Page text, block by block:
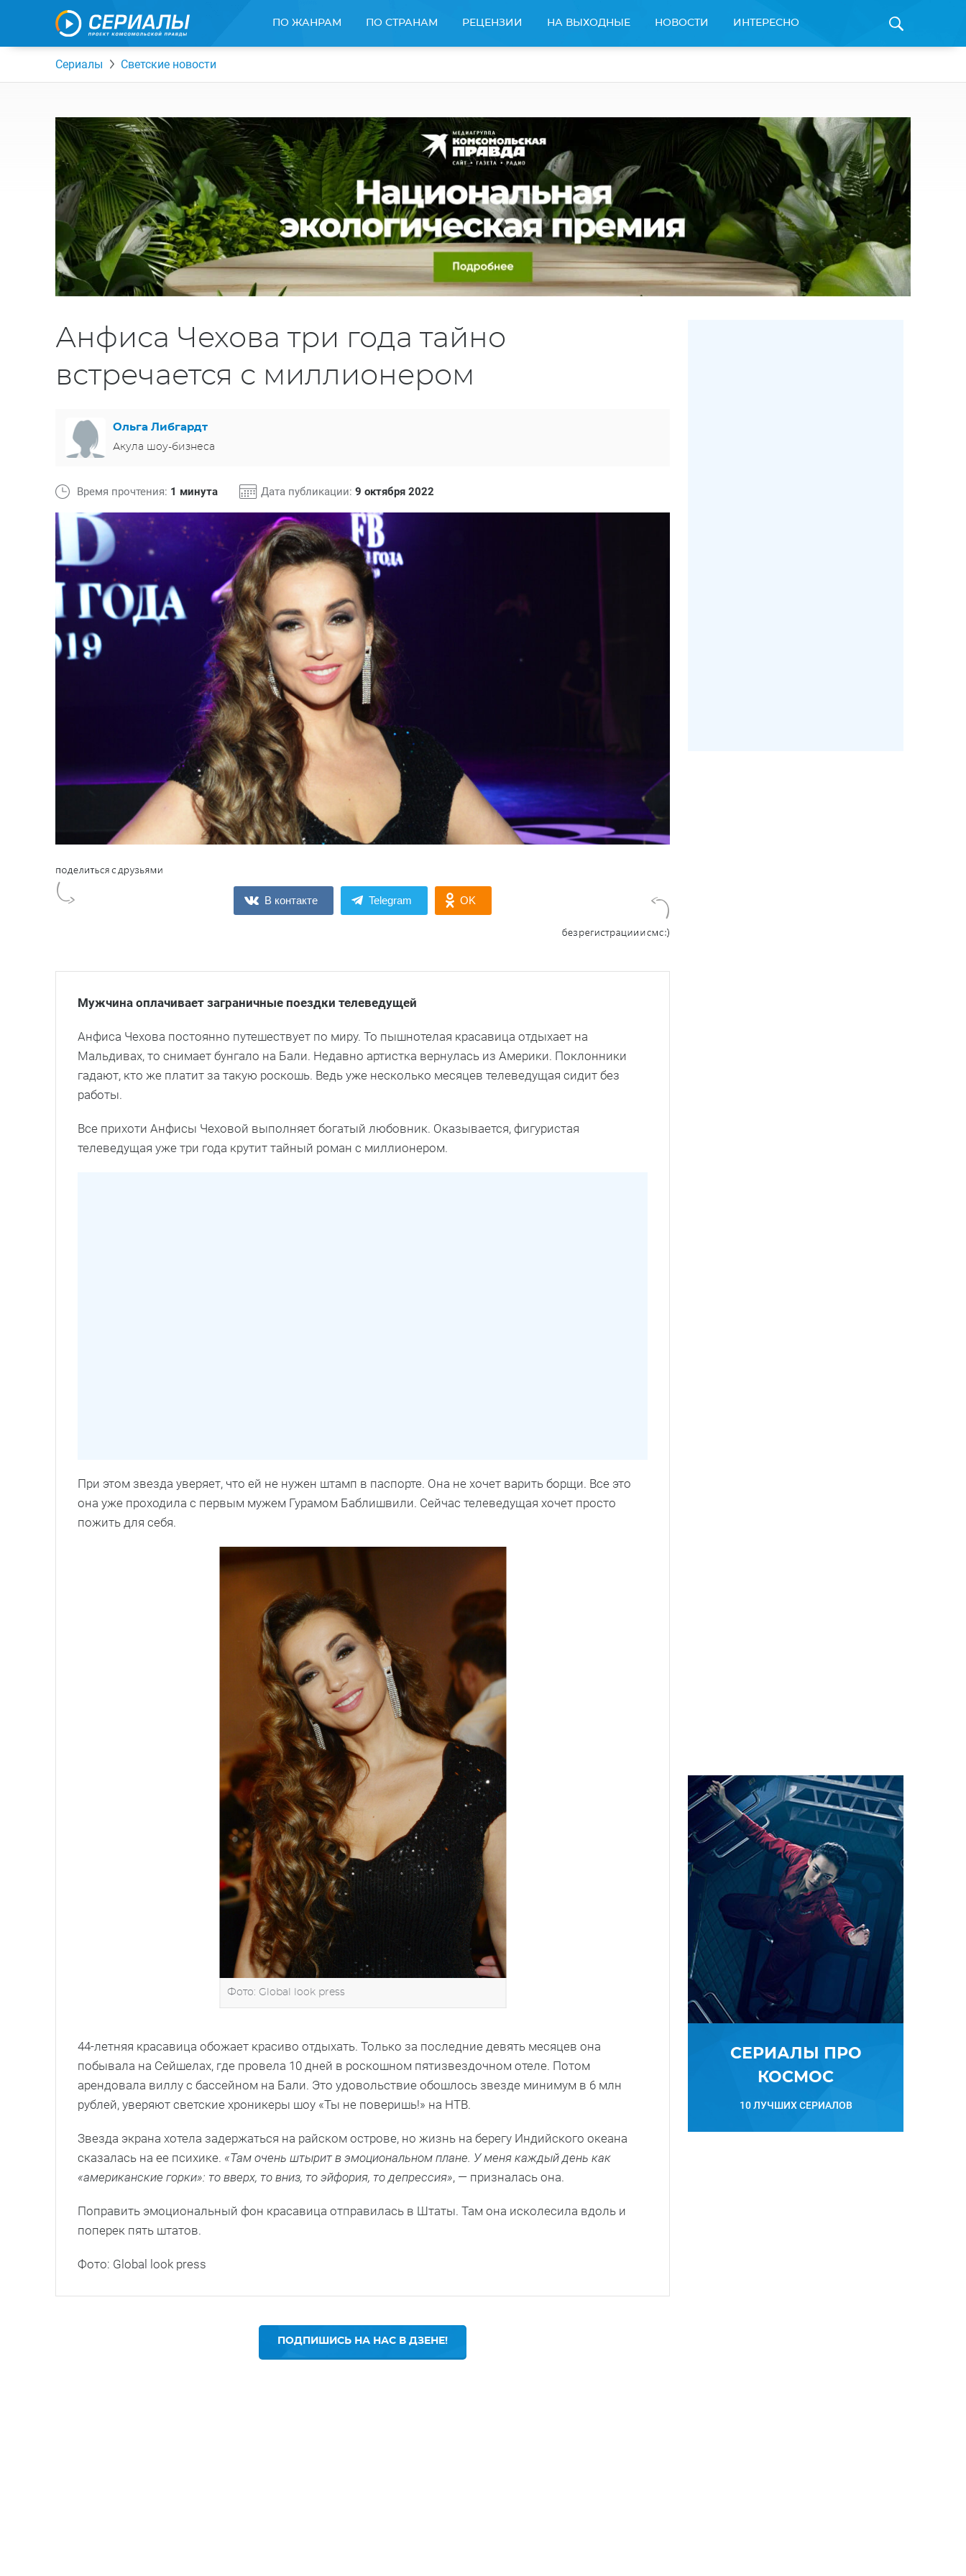
ПО ЖАНРАМ ПО СТРАНАМ РЕЦЕНЗИИ НА ВЫХОДНЫЕ НОВОСТИ ИНТЕРЕСНО
Сериалы Светские новости
Анфиса Чехова три года тайно
встречается с миллионером
Ольга Либгардт
Акула шоу-бизнеса
Время прочтения: 1 минута Дата публикации: 9 октября 2022
В контакте Telegram OK
Мужчина оплачивает заграничные поездки телеведущей
Анфиса Чехова постоянно путешествует по миру. То пышнотелая красавица отдыхает на
Мальдивах, то снимает бунгало на Бали. Недавно артистка вернулась из Америки. Поклонники
гадают, кто же платит за такую роскошь. Ведь уже несколько месяцев телеведущая сидит без
работы.
Все прихоти Анфисы Чеховой выполняет богатый любовник. Оказывается, фигуристая
телеведущая уже три года крутит тайный роман с миллионером.
При этом звезда уверяет, что ей не нужен штамп в паспорте. Она не хочет варить борщи. Все это
она уже проходила с первым мужем Гурамом Баблишвили. Сейчас телеведущая хочет просто
пожить для себя.
Фото: Global look press
44-летняя красавица обожает красиво отдыхать. Только за последние девять месяцев она
побывала на Сейшелах, где провела 10 дней в роскошном пятизвездочном отеле. Потом
арендовала виллу с бассейном на Бали. Это удовольствие обошлось звезде минимум в 6 млн
рублей, уверяют светские хроникеры шоу «Ты не поверишь!» на НТВ.
Звезда экрана хотела задержаться на райском острове, но жизнь на берегу Индийского океана
сказалась на ее психике. «Там очень штырит в эмоциональном плане. У меня каждый день как
«американские горки»: то вверх, то вниз, то эйфория, то депрессия», — призналась она.
Поправить эмоциональный фон красавица отправилась в Штаты. Там она исколесила вдоль и
поперек пять штатов.
Фото: Global look press
ПОДПИШИСЬ НА НАС В ДЗЕНЕ!
СЕРИАЛЫ ПРО
КОСМОС
10 ЛУЧШИХ СЕРИАЛОВ